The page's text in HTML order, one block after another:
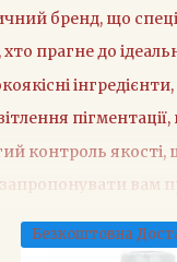
бренд, що
прагне до
контроль
вам
розроблені
Безкоштовна